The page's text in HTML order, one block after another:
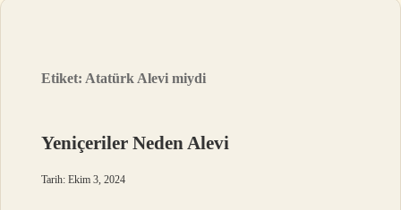
Etiket: Atatürk Alevi miydi
Yeniçeriler Neden Alevi
Tarih: Ekim 3, 2024